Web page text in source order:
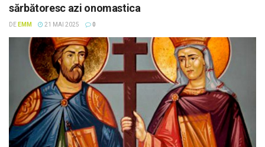
sărbătoresc azi onomastica
DE EMM 21 MAI 2025 0